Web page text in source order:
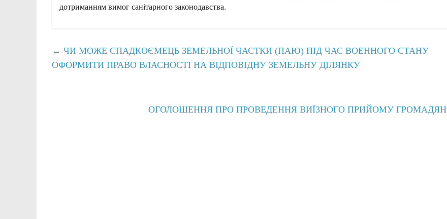
дотриманням вимог санітарного законодавства.
← ЧИ МОЖЕ СПАДКОЄМЕЦЬ ЗЕМЕЛЬНОЇ ЧАСТКИ (ПАЮ) ПІД ЧАС ВОЕННОГО СТАНУ
ОФОРМИТИ ПРАВО ВЛАСНОСТІ НА ВІДПОВІДНУ ЗЕМЕЛЬНУ ДІЛЯНКУ
ОГОЛОШЕННЯ ПРО ПРОВЕДЕННЯ ВИЇЗНОГО ПРИЙОМУ ГРОМАДЯН